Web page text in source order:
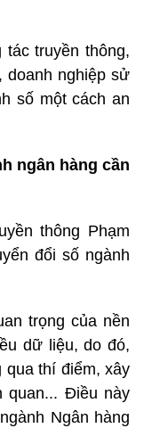
truyền thông,
doanh nghiệp sử
số một cách an
ngân hàng cần
thông Phạm
đổi số ngành
trọng của nền
dữ liệu, do đó,
qua thí điểm, xây
quan... Điều này
Ngân hàng